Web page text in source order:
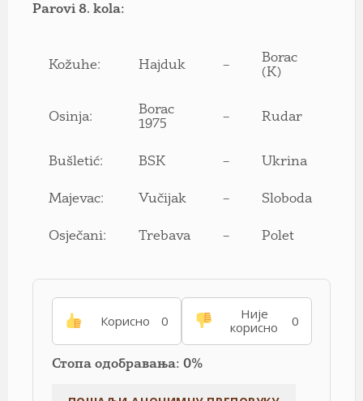
Parovi 8. kola:
Kožuhe: Hajduk –
Borac
(K)
Osinja:
Borac
1975
– Rudar
Bušletić: BSK – Ukrina
Majevac: Vučijak – Sloboda
Osječani: Trebava – Polet
Корисно 0
Није
корисно
0
Стопа одобравања: 0%